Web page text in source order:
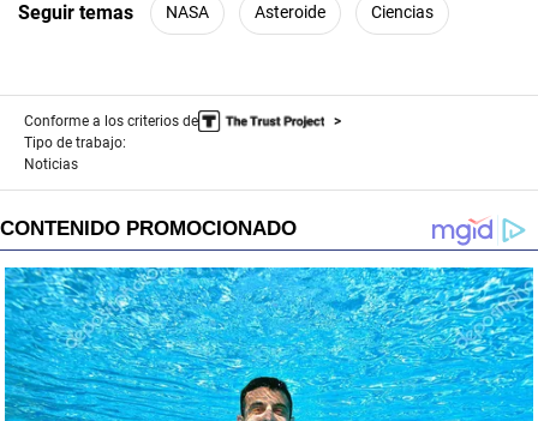
Seguir temas NASA Asteroide Ciencias
Conforme a los criterios de
Tipo de trabajo:
Noticias